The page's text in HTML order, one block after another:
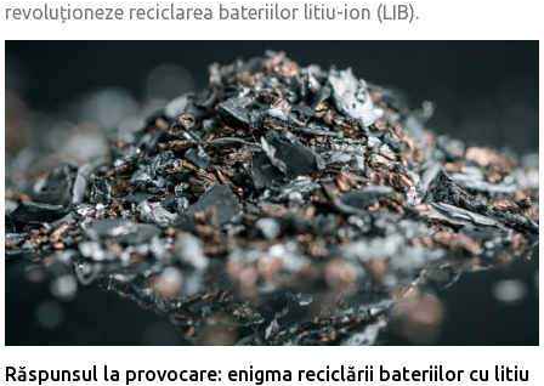
revoluționeze reciclarea bateriilor litiu-ion (LIB).
Răspunsul la provocare: enigma reciclării bateriilor cu litiu